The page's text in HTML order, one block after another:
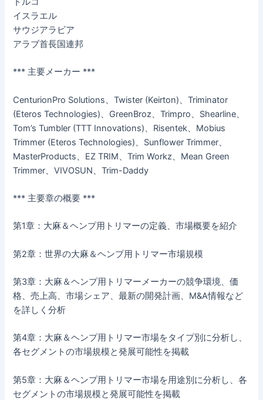
イスラエル
サウジアラビア
アラブ首長国連邦
*** 主要メーカー ***
CenturionPro Solutions、Twister (Keirton)、Triminator
(Eteros Technologies)、GreenBroz、Trimpro、Shearline、
Tom’s Tumbler (TTT Innovations)、Risentek、Mobius
Trimmer (Eteros Technologies)、Sunflower Trimmer、
MasterProducts、EZ TRIM、Trim Workz、Mean Green
Trimmer、VIVOSUN、Trim-Daddy
*** 主要章の概要 ***
第1章：大麻＆ヘンプ用トリマーの定義、市場概要を紹介
第2章：世界の大麻＆ヘンプ用トリマー市場規模
第3章：大麻＆ヘンプ用トリマーメーカーの競争環境、価
格、売上高、市場シェア、最新の開発計画、M&A情報など
を詳しく分析
第4章：大麻＆ヘンプ用トリマー市場をタイプ別に分析し、
各セグメントの市場規模と発展可能性を掲載
第5章：大麻＆ヘンプ用トリマー市場を用途別に分析し、各
セグメントの市場規模と発展可能性を掲載